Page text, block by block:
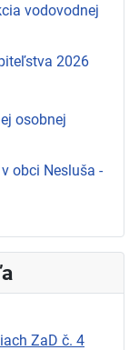
vodovodnej
2026
osobnej
obci Nesluša -
ZaD č. 4